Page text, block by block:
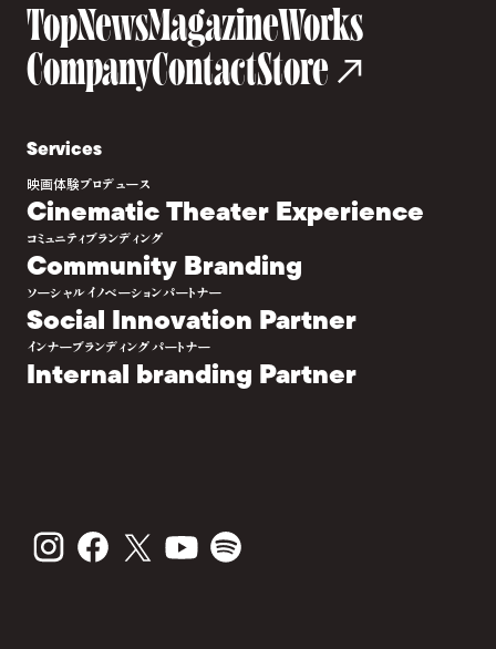
TopNewsMagazineWorks
CompanyContactStore
Services
映画体験プロデュース
Cinematic Theater Experience
コミュニティブランディング
Community Branding
ソーシャルイノベーションパートナー
Social Innovation Partner
インナーブランディングパートナー
Internal branding Partner